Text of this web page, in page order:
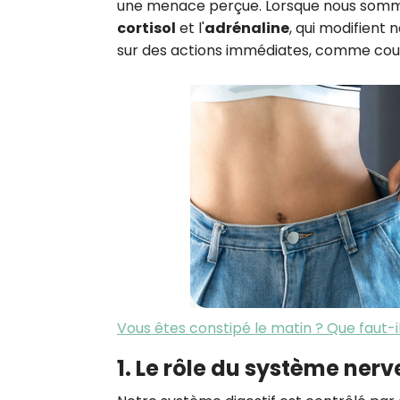
une menace perçue. Lorsque nous
cortisol et l'adrénaline, qui modifient
sur des actions immédiates, comme
Vous êtes constipé le matin ? Que faut-
1. Le rôle du système